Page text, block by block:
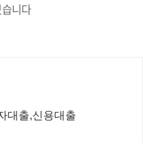
니다
대출,신용대출